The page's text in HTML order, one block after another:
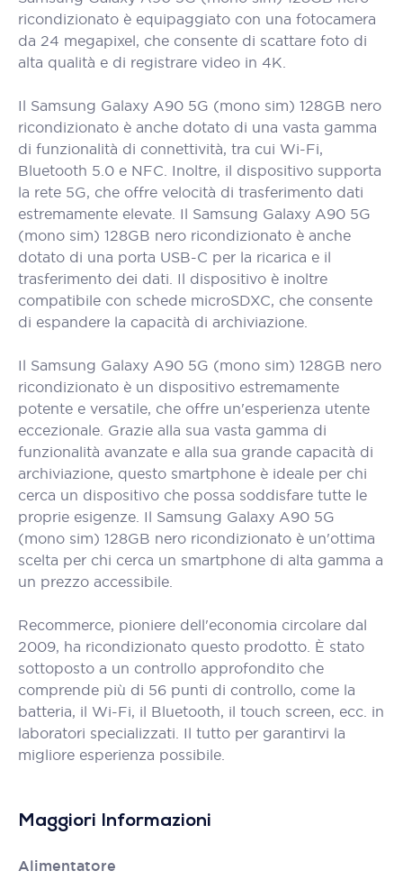
ricondizionato è equipaggiato con una fotocamera
da 24 megapixel, che consente di scattare foto di
alta qualità e di registrare video in 4K.
Il Samsung Galaxy A90 5G (mono sim) 128GB nero
ricondizionato è anche dotato di una vasta gamma
di funzionalità di connettività, tra cui Wi-Fi,
Bluetooth 5.0 e NFC. Inoltre, il dispositivo supporta
la rete 5G, che offre velocità di trasferimento dati
estremamente elevate. Il Samsung Galaxy A90 5G
(mono sim) 128GB nero ricondizionato è anche
dotato di una porta USB-C per la ricarica e il
trasferimento dei dati. Il dispositivo è inoltre
compatibile con schede microSDXC, che consente
di espandere la capacità di archiviazione.
Il Samsung Galaxy A90 5G (mono sim) 128GB nero
ricondizionato è un dispositivo estremamente
potente e versatile, che offre un'esperienza utente
eccezionale. Grazie alla sua vasta gamma di
funzionalità avanzate e alla sua grande capacità di
archiviazione, questo smartphone è ideale per chi
cerca un dispositivo che possa soddisfare tutte le
proprie esigenze. Il Samsung Galaxy A90 5G
(mono sim) 128GB nero ricondizionato è un'ottima
scelta per chi cerca un smartphone di alta gamma a
un prezzo accessibile.
Recommerce, pioniere dell'economia circolare dal
2009, ha ricondizionato questo prodotto. È stato
sottoposto a un controllo approfondito che
comprende più di 56 punti di controllo, come la
batteria, il Wi-Fi, il Bluetooth, il touch screen, ecc. in
laboratori specializzati. Il tutto per garantirvi la
migliore esperienza possibile.
Maggiori Informazioni
Alimentatore